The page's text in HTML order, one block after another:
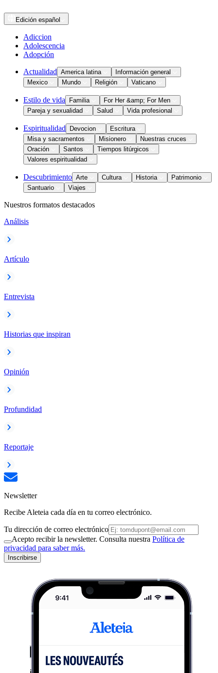
Edición español
Adiccion
Adolescencia
Adopción
Actualidad America latina
Información general
Mexico
Mundo Religión Vaticano
Estilo de vida Familia
For Her &amp; For Men
Pareja y sexualidad
Salud Vida profesional
Espiritualidad Devocion
Escritura
Misa y sacramentos
Misionero
Nuestras cruces
Oración
Santos
Tiempos litúrgicos
Valores espiritualidad
Descubrimiento Arte Cultura Historia
Patrimonio
Santuario
Viajes
Nuestros formatos destacados
Análisis
Artículo
Entrevista
Historias que inspiran
Opinión
Profundidad
Reportaje
Newsletter
Recibe Aleteia cada día en tu correo electrónico.
Tu dirección de correo electrónico
Acepto recibir la newsletter. Consulta nuestra Política de
privacidad para saber más.
Inscribirse